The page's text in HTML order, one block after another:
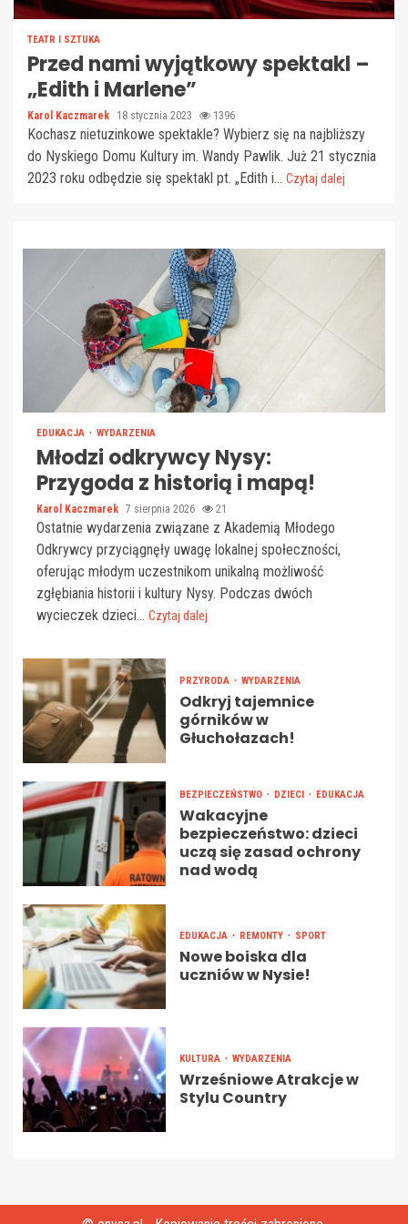
TEATR I SZTUKA
Przed nami wyjątkowy spektakl –
„Edith i Marlene”
Karol Kaczmarek 18 stycznia 2023 1396
Kochasz nietuzinkowe spektakle? Wybierz się na najbliższy
do Nyskiego Domu Kultury im. Wandy Pawlik. Już 21 stycznia
2023 roku odbędzie się spektakl pt. „Edith i... Czytaj dalej
EDUKACJA WYDARZENIA
Młodzi odkrywcy Nysy:
Przygoda z historią i mapą!
Karol Kaczmarek 7 sierpnia 2026 21
Ostatnie wydarzenia związane z Akademią Młodego
Odkrywcy przyciągnęły uwagę lokalnej społeczności,
oferując młodym uczestnikom unikalną możliwość
zgłębiania historii i kultury Nysy. Podczas dwóch
wycieczek dzieci... Czytaj dalej
PRZYRODA WYDARZENIA
Odkryj tajemnice
górników w
Głuchołazach!
BEZPIECZEŃSTWO DZIECI EDUKACJA
Wakacyjne
bezpieczeństwo: dzieci
uczą się zasad ochrony
nad wodą
EDUKACJA REMONTY SPORT
Nowe boiska dla
uczniów w Nysie!
KULTURA WYDARZENIA
Wrześniowe Atrakcje w
Stylu Country